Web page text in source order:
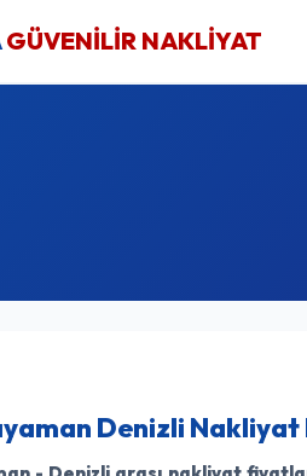
GÜVENİLİR NAKLİYAT
Denizli